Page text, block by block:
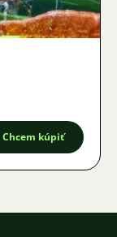
Chcem kúpiť